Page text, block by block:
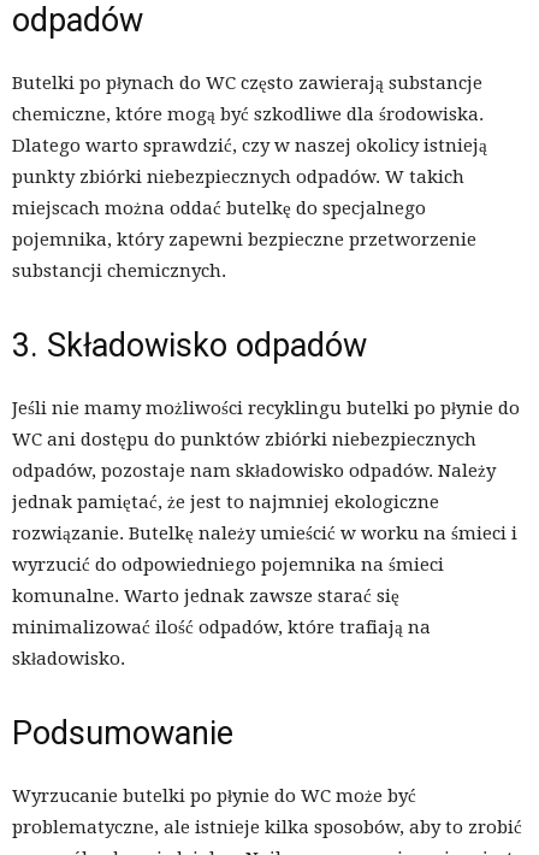
odpadów
Butelki po płynach do WC często zawierają substancje
chemiczne, które mogą być szkodliwe dla środowiska.
Dlatego warto sprawdzić, czy w naszej okolicy istnieją
punkty zbiórki niebezpiecznych odpadów. W takich
miejscach można oddać butelkę do specjalnego
pojemnika, który zapewni bezpieczne przetworzenie
substancji chemicznych.
3. Składowisko odpadów
Jeśli nie mamy możliwości recyklingu butelki po płynie do
WC ani dostępu do punktów zbiórki niebezpiecznych
odpadów, pozostaje nam składowisko odpadów. Należy
jednak pamiętać, że jest to najmniej ekologiczne
rozwiązanie. Butelkę należy umieścić w worku na śmieci i
wyrzucić do odpowiedniego pojemnika na śmieci
komunalne. Warto jednak zawsze starać się
minimalizować ilość odpadów, które trafiają na
składowisko.
Podsumowanie
Wyrzucanie butelki po płynie do WC może być
problematyczne, ale istnieje kilka sposobów, aby to zrobić